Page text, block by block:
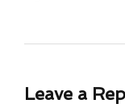
Leave a